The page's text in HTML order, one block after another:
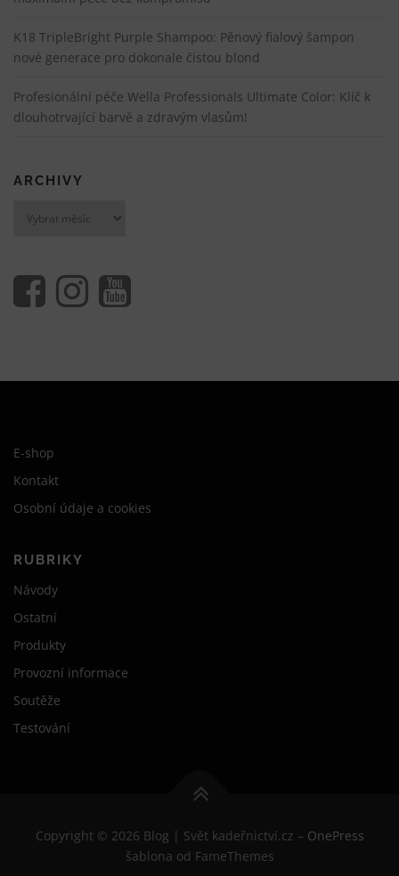
K18 TripleBright Purple Shampoo: Pěnový fialový šampon
nové generace pro dokonale čistou blond
Profesionální péče Wella Professionals Ultimate Color: Klíč k
dlouhotrvající barvě a zdravým vlasům!
ARCHIVY
E-shop
Kontakt
Osobní údaje a cookies
RUBRIKY
Návody
Ostatní
Produkty
Provozní informace
Soutěže
Testování
Copyright © 2026 Blog | Svět kadeřnictví.cz – OnePress
šablona od FameThemes